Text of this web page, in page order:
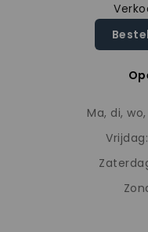
Ma, di,